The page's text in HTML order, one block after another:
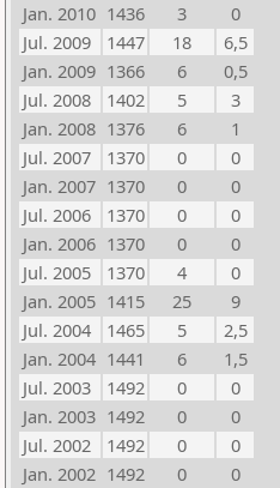
Jan. 2010 1436 3
0
Jul. 2009
1447 18
6,5
Jan. 2009 1366 6
0,5
Jul. 2008
1402 5
3
Jan. 2008 1376 6
1
Jul. 2007
1370 0
0
Jan. 2007 1370 0
0
Jul. 2006
1370 0
0
Jan. 2006 1370 0
0
Jul. 2005
1370 4
0
Jan. 2005 1415 25
9
Jul. 2004
1465 5
2,5
Jan. 2004 1441 6
1,5
Jul. 2003
1492 0
0
Jan. 2003 1492 0
0
Jul. 2002
1492 0
0
Jan. 2002 1492 0
0